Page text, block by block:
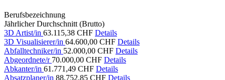
Berufsbezeichnung
Jährlicher Durchschnitt (Brutto)
3D Artist/in 63.115,38 CHF Details
3D Visualisierer/in 64.600,00 CHF Details
Abfalltechniker/in 52.000,00 CHF Details
Abgeordnete/r 70.000,00 CHF Details
Abkanter/in 61.771,49 CHF Details
Absatzplaner/in 88.752,85 CHF Details